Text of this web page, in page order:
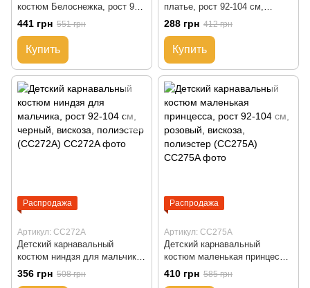
костюм Белоснежка, рост 92-
104 см, желтый, вискоза,
полиэстер (CC008A)
441 грн 551 грн
Купить
платье, рост 92-104 см,
розовый, вискоза, полиэстер
(CC249A)
288 грн 412 грн
Купить
Распродажа
Артикул: CC272A
Детский карнавальный
костюм ниндзя для мальчика,
рост 92-104 см, черный,
вискоза, полиэстер (CC272A)
356 грн 508 грн
Распродажа
Артикул: CC275A
Детский карнавальный
костюм маленькая принцесса,
рост 92-104 см, розовый,
вискоза, полиэстер (CC275A)
410 грн 585 грн